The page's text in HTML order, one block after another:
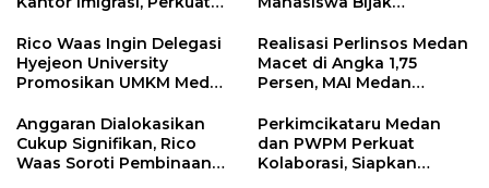
Pelabuhan Internasional
Buatan
Rico Waas Ingin Delegasi
Hyejeon University
Promosikan UMKM Medan
Realisasi Perlinsos Medan
Macet di Angka 1,75
Persen, MAI Medan
Merosotnya Kredibilitas
Pemko
Anggaran Dialokasikan
Cukup Signifikan, Rico
Waas Soroti Pembinaan
Perkimcikataru Medan
dan PWPM Perkuat
Kolaborasi, Siapkan